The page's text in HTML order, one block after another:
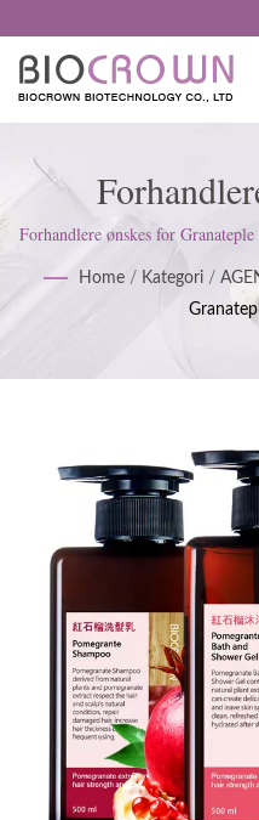
Granateple
GMP
Forhandlere ønskes for
å utvikle hudpleieprodukter. Vi
Practices (GMP) standarder;
tilfredsstille
Home / Kategori /